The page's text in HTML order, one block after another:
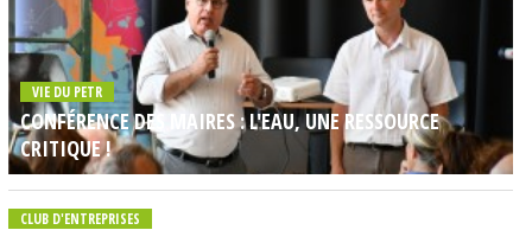
VIE DU PETR
CONFÉRENCE DES MAIRES : L'EAU, UNE RESSOURCE
CRITIQUE !
CLUB D'ENTREPRISES